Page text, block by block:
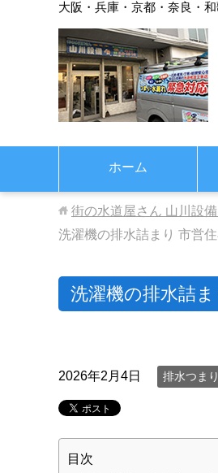
大阪・兵庫・京都・奈良・
ホーム
街の水道屋さん 山川設備
洗濯機の排水詰まり 市営
洗濯機の排水詰
2026年2月4日 排水つま
目次